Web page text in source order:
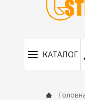
КАТАЛОГ